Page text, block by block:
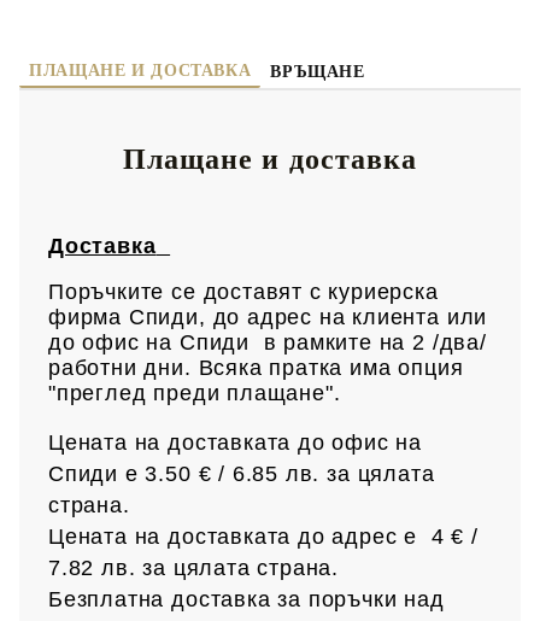
ПЛАЩАНЕ И ДОСТАВКА ВРЪЩАНЕ
Плащане и доставка
Доставка
Поръчките се доставят с куриерска
фирма Спиди, до адрес на клиента или
до офис на Спиди в рамките на 2 /два/
работни дни. Всяка пратка има опция
"преглед преди плащане".
Цената на доставката до офис на
Спиди е 3.50 € / 6.85 лв.за цялата
страна.
Цената на доставката до адрес е 4 € /
7.82 лв.за цялата страна.
Безплатна доставка за поръчки над